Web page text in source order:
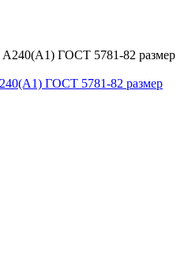
ГОСТ 5781-82 размер